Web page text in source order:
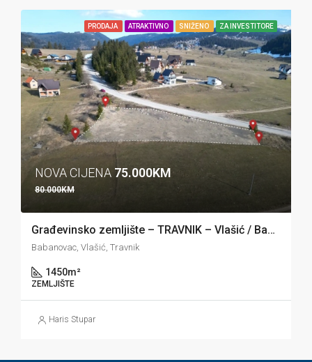
PRODAJA ATRAKTIVNO SNIŽENO ZA INVESTITORE
NOVA CIJENA 75.000KM
80.000KM
Građevinsko zemljište – TRAVNIK – Vlašić / Babanovac
Babanovac, Vlašić, Travnik
1450m²
ZEMLJIŠTE
Haris Stupar